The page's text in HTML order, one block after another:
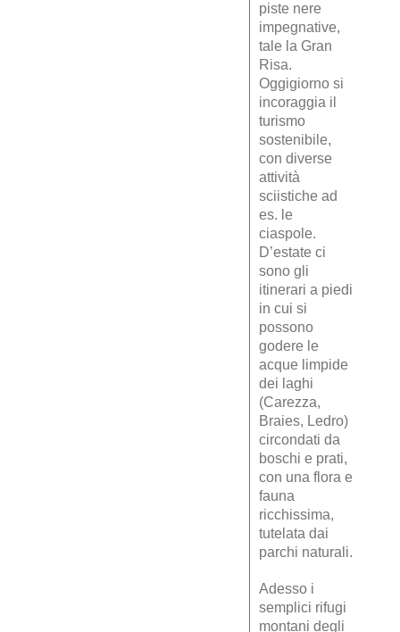
piste nere
impegnative,
tale la Gran
Risa.
Oggigiorno si
incoraggia il
turismo
sostenibile,
con diverse
attività
sciistiche ad
es. le
ciaspole.
D’estate ci
sono gli
itinerari a piedi
in cui si
possono
godere le
acque limpide
dei laghi
(Carezza,
Braies, Ledro)
circondati da
boschi e prati,
con una flora e
fauna
ricchissima,
tutelata dai
parchi naturali.
Adesso i
semplici rifugi
montani degli